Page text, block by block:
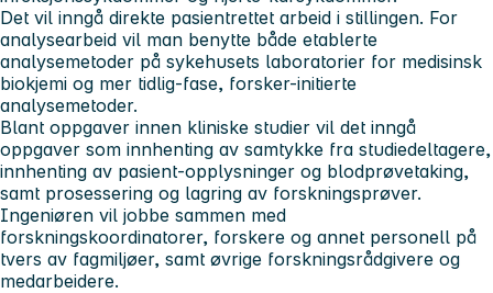
Det vil inngå direkte pasientrettet arbeid i stillingen. For
analysearbeid vil man benytte både etablerte
analysemetoder på sykehusets laboratorier for medisinsk
biokjemi og mer tidlig-fase, forsker-initierte
analysemetoder.
Blant oppgaver innen kliniske studier vil det inngå
oppgaver som innhenting av samtykke fra studiedeltagere,
innhenting av pasient-opplysninger og blodprøvetaking,
samt prosessering og lagring av forskningsprøver.
Ingeniøren vil jobbe sammen med
forskningskoordinatorer, forskere og annet personell på
tvers av fagmiljøer, samt øvrige forskningsrådgivere og
medarbeidere.